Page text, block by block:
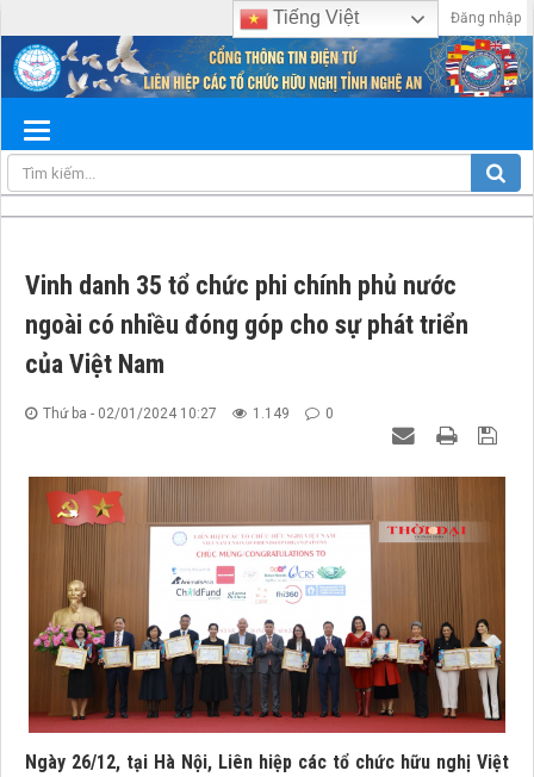
Đăng nhập
Tiếng Việt
Vinh danh 35 tổ chức phi chính phủ nước
ngoài có nhiều đóng góp cho sự phát triển
của Việt Nam
Thứ ba - 02/01/2024 10:27 1.149 0
Ngày 26/12, tại Hà Nội, Liên hiệp các tổ chức hữu nghị Việt